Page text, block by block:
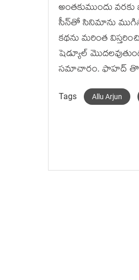
అంత‌కుముందు
సీన్‌తో సినిమాను
క‌థ‌ను మ‌రింత
షెడ్యూల్
స‌మాచారం. ఫాహ‌ద్
Tags Allu Arjun